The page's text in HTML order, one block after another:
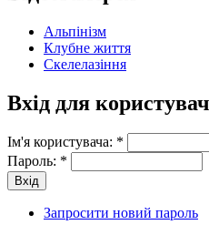
Альпінізм
Клубне життя
Скелелазіння
Вхід для
Ім'я користувача: *
Пароль: *
Запросити новий пароль